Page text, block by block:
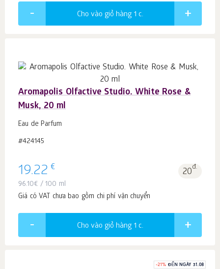
Cho vào giỏ hàng 1 c.
Aromapolis Olfactive Studio. White Rose &
Musk, 20 ml
Eau de Parfum
#424145
19.22 € 20đ.
96.10€ / 100 ml
Giá có VAT chưa bao gồm chi phí vận chuyển
Cho vào giỏ hàng 1 c.
-21% ĐẾN NGÀY 31.08